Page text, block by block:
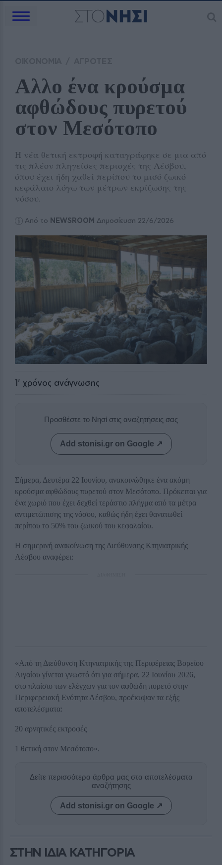
Αλλο ένα κρούσμα
αφθώδους πυρετού
στον Μεσότοπο
Η νέα θετική εκτροφή καταγράφηκε σε μια από
τις πλέον πληγείσες περιοχές της Λέσβου,
όπου έχει ήδη χαθεί περίπου το μισό ζωικό
κεφάλαιο λόγω των μέτρων εκρίζωσης της
νόσου.
Από το NEWSROOM Δημοσίευση 22/6/2026
1' χρόνος ανάγνωσης
Προσθέστε το Νησί στις αναζητήσεις σας
Add stonisi.gr on Google ↗
Σήμερα, Δευτέρα 22 Ιουνίου, ανακοινώθηκε ένα ακόμη
κρούσμα αφθώδους πυρετού στον Μεσότοπο. Πρόκειται για
ένα χωριό που έχει δεχθεί τεράστιο πλήγμα από τα μέτρα
αντιμετώπισης της νόσου, καθώς ήδη έχει θανατωθεί
περίπου το 50% του ζωικού του κεφαλαίου.
Η σημερινή ανακοίνωση της Διεύθυνσης Κτηνιατρικής
Λέσβου αναφέρει:
«Από τη Διεύθυνση Κτηνιατρικής της Περιφέρειας Βορείου
Αιγαίου γίνεται γνωστό ότι για σήμερα, 22 Ιουνίου 2026,
στο πλαίσιο των ελέγχων για τον αφθώδη πυρετό στην
Περιφερειακή Ενότητα Λέσβου, προέκυψαν τα εξής
αποτελέσματα:
20 αρνητικές εκτροφές
1 θετική στον Μεσότοπο».
Δείτε περισσότερα άρθρα μας στα αποτελέσματα
αναζήτησης
Add stonisi.gr on Google ↗
ΣΤΗΝ ΙΔΙΑ ΚΑΤΗΓΟΡΙΑ